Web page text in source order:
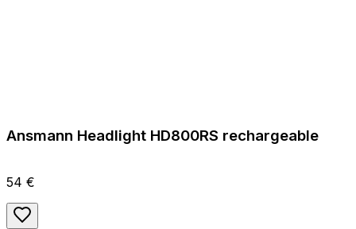
Ansmann Headlight HD800RS rechargeable
54 €